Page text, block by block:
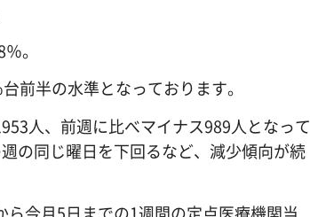
。
前半の水準となっております。
人、前週に比べマイナス989人となって
の同じ曜日を下回るなど、減少傾向が続